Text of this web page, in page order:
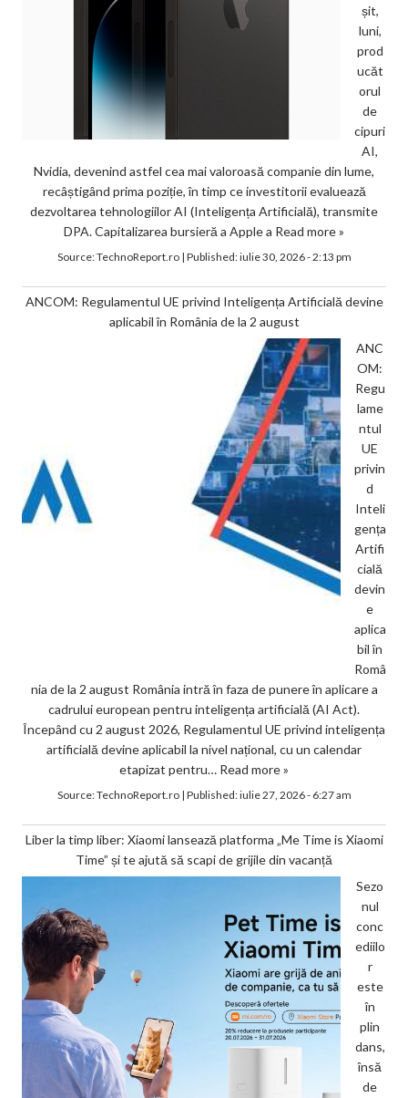
șit,
luni,
prod
ucăt
orul
de
cipuri
AI,
Nvidia, devenind astfel cea mai valoroasă companie din lume,
recâștigând prima poziție, în timp ce investitorii evaluează
dezvoltarea tehnologiilor AI (Inteligența Artificială), transmite
DPA. Capitalizarea bursieră a Apple a Read more »
Source:TechnoReport.ro| Published:iulie 30, 2026 - 2:13 pm
ANCOM: Regulamentul UE privind Inteligența Artificială devine
aplicabil în România de la 2 august
ANC
OM:
Regu
lame
ntul
UE
privin
d
Inteli
gența
Artifi
cială
devin
e
aplica
bil în
Româ
nia de la 2 august România intră în faza de punere în aplicare a
cadrului european pentru inteligența artificială (AI Act).
Începând cu 2 august 2026, Regulamentul UE privind inteligența
artificială devine aplicabil la nivel național, cu un calendar
etapizat pentru… Read more »
Source:TechnoReport.ro| Published:iulie 27, 2026 - 6:27 am
Liber la timp liber: Xiaomi lansează platforma „Me Time is Xiaomi
Time” și te ajută să scapi de grijile din vacanță
Sezo
nul
conc
ediilo
r
este
în
plin
dans,
însă
de